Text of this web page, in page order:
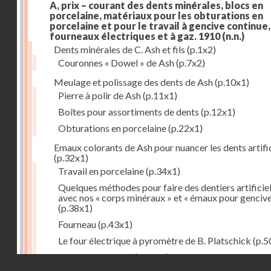
A, prix – courant des dents minérales, blocs en
porcelaine, matériaux pour les obturations en
porcelaine et pour le travail à gencive
fourneaux électriques et à gaz. 1910(n.n.)
Dents minérales de C. Ash et fils (p.1x2)
Couronnes « Dowel » de Ash(p.7x2)
Meulage et polissage des dents de Ash(p.10x1)
Pierre à polir de Ash(p.11x1)
Boîtes pour assortiments de dents (p.12x1)
Obturations en porcelaine(p.22x1)
Emaux colorants de Ash pour nuancer les dents
(p.32x1)
Travail en porcelaine(p.34x1)
Quelques méthodes pour faire des dentiers
avec nos « corps minéraux » et « émaux pour
(p.38x1)
Fourneau(p.43x1)
Le four électrique à pyromètre de B. Platschick
Pyromètre de Ash(p.53x1)